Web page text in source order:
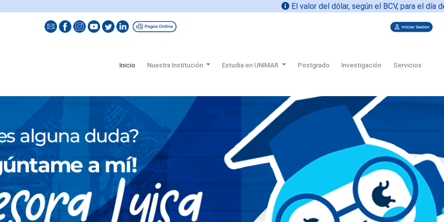
El valor del dólar, según el BCV, para el día de
Inicio(current)Nuestra Institución Estudia en UNIMAR Postgrado Investigación Servicios